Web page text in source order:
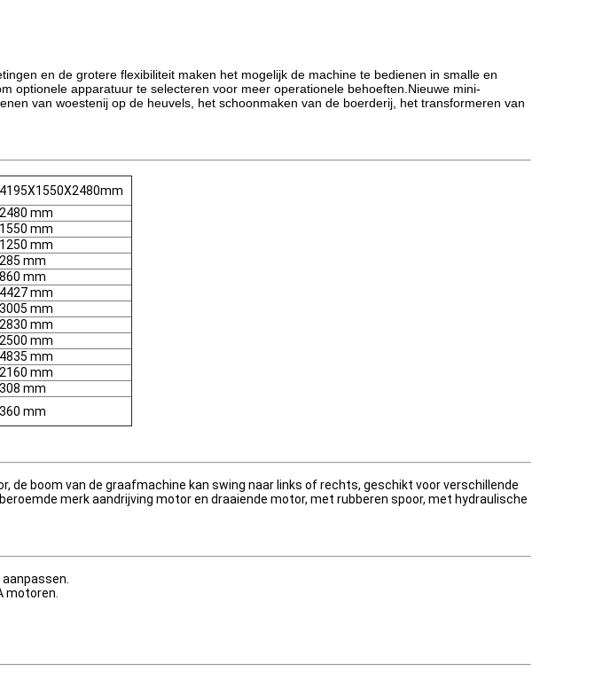
en de grotere flexibiliteit maken het mogelijk de machine te bedienen in smalle en
optionele apparatuur te selecteren voor meer operationele behoeften. Nieuwe mini-
van woestenij op de heuvels, het schoonmaken van de boerderij, het transformeren van
4195X1550X2480mm
2480 mm
1550 mm
1250 mm
285 mm
860 mm
4427 mm
3005 mm
2830 mm
2500 mm
4835 mm
2160 mm
308 mm
360 mm
boom van de graafmachine kan swing naar links of rechts, geschikt voor verschillende
merk aandrijving motor en draaiende motor, met rubberen spoor, met hydraulische
motoren.